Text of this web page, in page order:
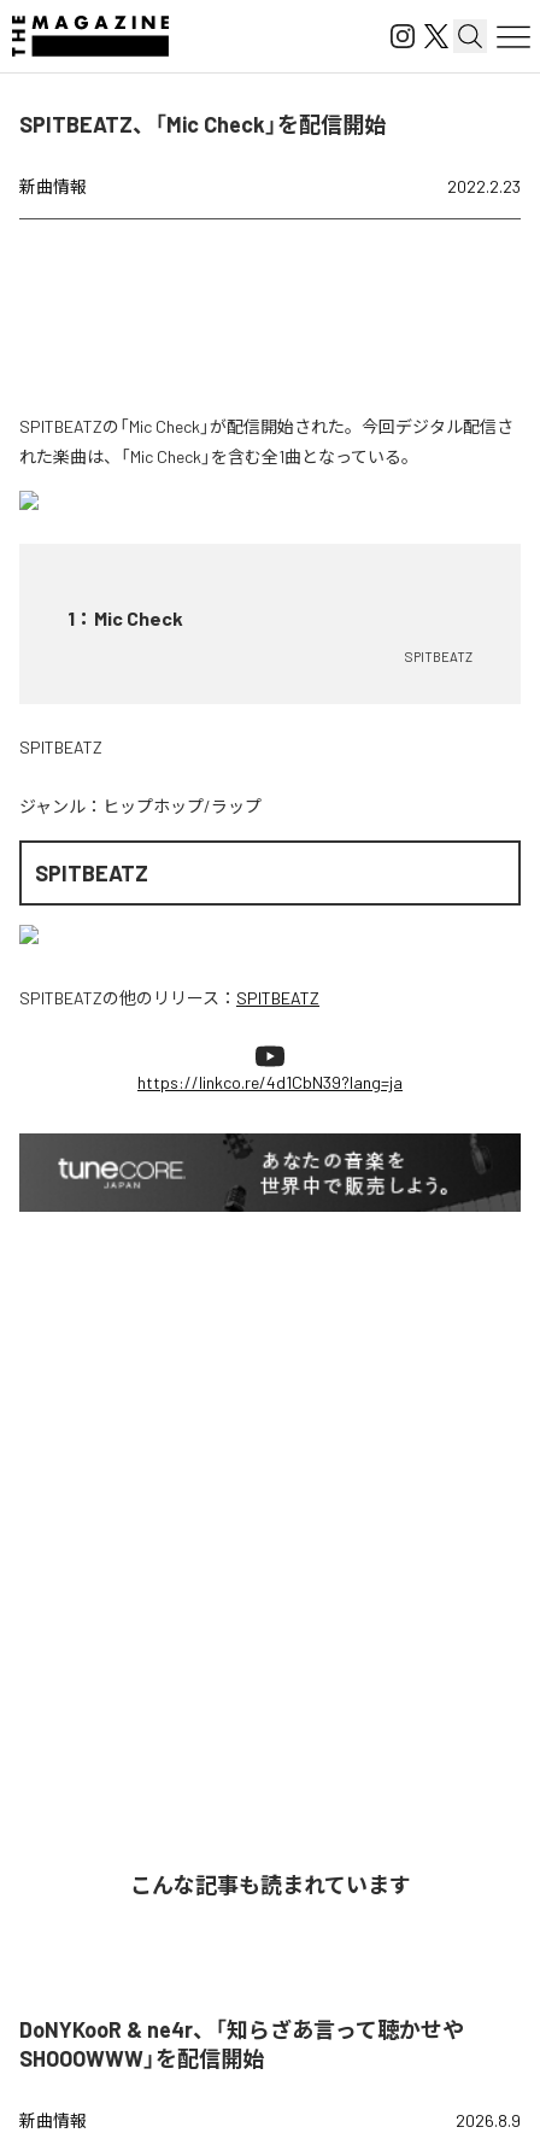
SPITBEATZ、「Mic Check」を配信開始
新曲情報 2022.2.23
SPITBEATZの「Mic Check」が配信開始された。今回デジタル配信さ
れた楽曲は、「Mic Check」を含む全1曲となっている。
1 ： Mic Check
SPITBEATZ
SPITBEATZ
ジャンル： ヒップホップ/ラップ
SPITBEATZ
SPITBEATZの他のリリース： SPITBEATZ
https://linkco.re/4d1CbN39?lang=ja
こんな記事も読まれています
DoNYKooR & ne4r、「知らざあ言って聴かせや
SHOOOWWW」を配信開始
新曲情報 2026.8.9